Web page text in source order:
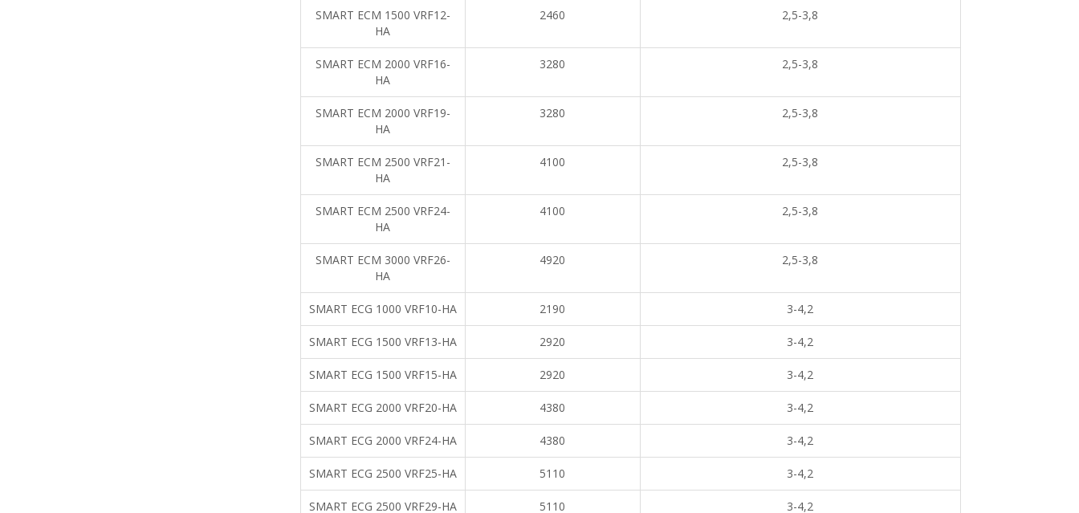
SMART ECM 1500 VRF12-
HA
2460 2,5-3,8
SMART ECM 2000 VRF16-
HA
3280 2,5-3,8
SMART ECM 2000 VRF19-
HA
3280 2,5-3,8
SMART ECM 2500 VRF21-
HA
4100 2,5-3,8
SMART ECM 2500 VRF24-
HA
4100 2,5-3,8
SMART ECM 3000 VRF26-
HA
4920 2,5-3,8
SMART ECG 1000 VRF10-HA 2190 3-4,2
SMART ECG 1500 VRF13-HA 2920 3-4,2
SMART ECG 1500 VRF15-HA 2920 3-4,2
SMART ECG 2000 VRF20-HA 4380 3-4,2
SMART ECG 2000 VRF24-HA 4380 3-4,2
SMART ECG 2500 VRF25-HA 5110 3-4,2
SMART ECG 2500 VRF29-HA 5110 3-4,2